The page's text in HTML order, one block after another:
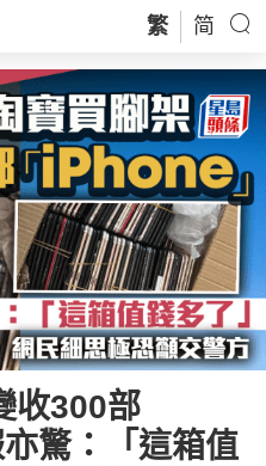
繁 简
收300部
驚：「這箱值